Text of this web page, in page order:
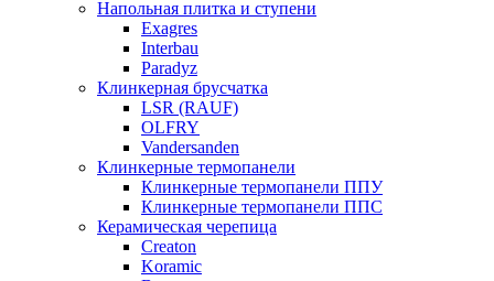
Напольная плитка и ступени
Exagres
Interbau
Paradyz
Клинкерная брусчатка
LSR (RAUF)
OLFRY
Vandersanden
Клинкерные термопанели
Клинкерные термопанели ППУ
Клинкерные термопанели ППC
Керамическая черепица
Creaton
Koramic